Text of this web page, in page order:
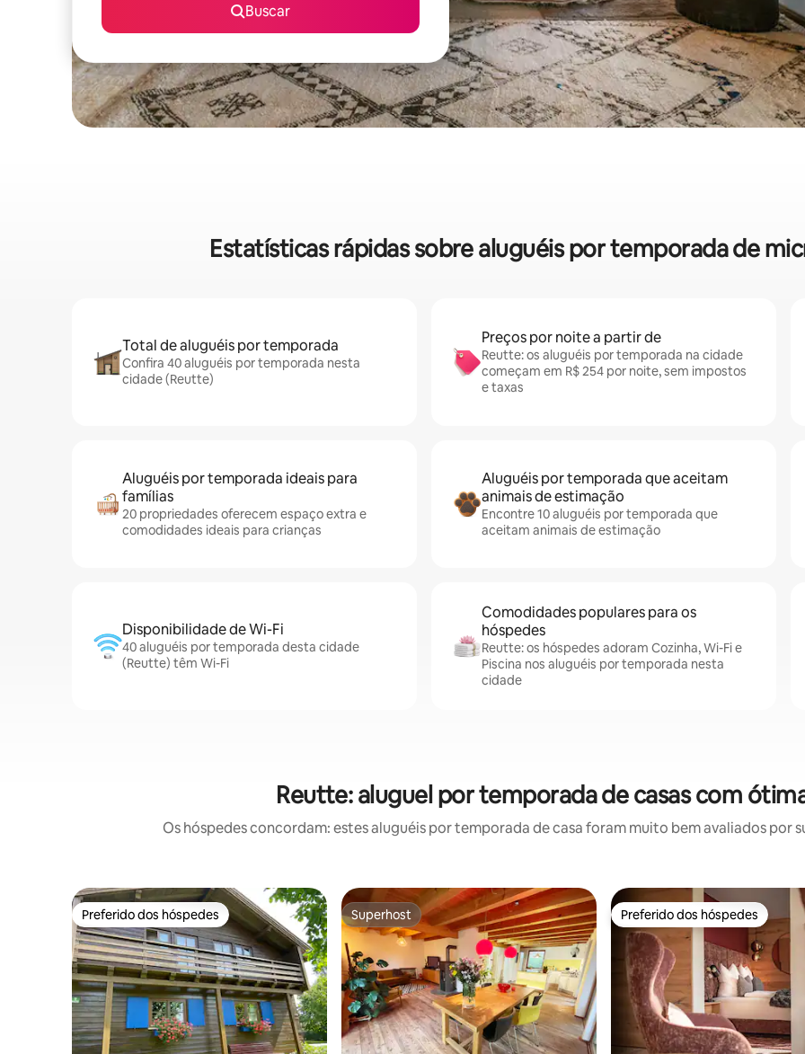
Buscar
Estatísticas rápidas sobre aluguéis por temporada de
Total de aluguéis por temporada
Confira 40 aluguéis por temporada nesta
cidade (Reutte)
Preços por noite a partir de
Reutte: os aluguéis por temporada na cidade
começam em R$ 254 por noite, sem impostos
e taxas
Aluguéis por temporada ideais para
famílias
20 propriedades oferecem espaço extra e
comodidades ideais para crianças
Aluguéis por temporada que aceitam
animais de estimação
Encontre 10 aluguéis por temporada que
aceitam animais de estimação
Disponibilidade de Wi-Fi
40 aluguéis por temporada desta cidade
(Reutte) têm Wi-Fi
Comodidades populares para os
hóspedes
Reutte: os hóspedes adoram Cozinha, Wi-Fi e
Piscina nos aluguéis por temporada nesta
cidade
Reutte: aluguel por temporada de casas com
Os hóspedes concordam: estes aluguéis por temporada de casa foram muito bem avaliados por
Preferido dos hóspedes
Preferido dos hóspedes Superhost
Superhost Preferido dos hóspedes
Preferido dos hóspedes